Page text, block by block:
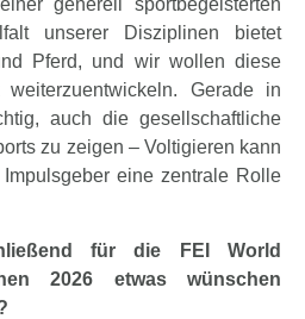
generell sportbegeisterten
unserer Disziplinen bietet
Pferd, und wir wollen diese
Gerade in
auch die gesellschaftliche
zu zeigen – Voltigieren kann
eine zentrale Rolle
für die FEI World
2026 etwas wünschen